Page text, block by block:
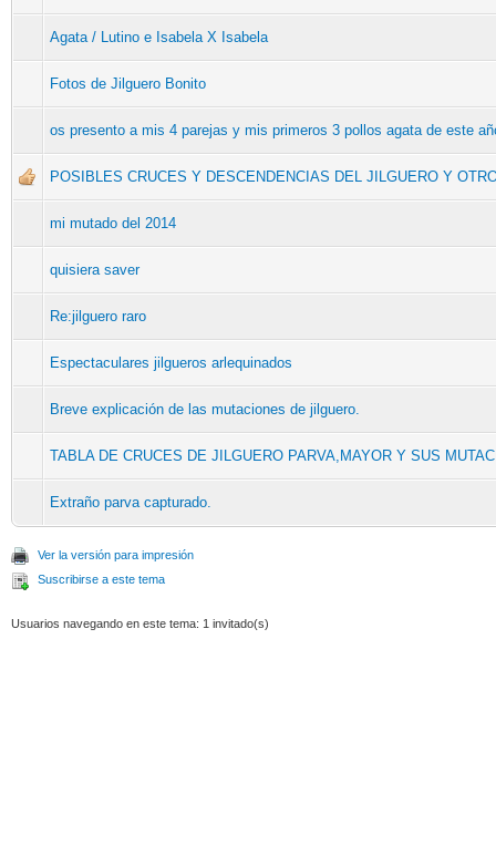
Agata / Lutino e Isabela X Isabela
Fotos de Jilguero Bonito
os presento a mis 4 parejas y mis primeros 3 pollos agata de este
POSIBLES CRUCES Y DESCENDENCIAS DEL JILGUERO Y
mi mutado del 2014
quisiera saver
Re:jilguero raro
Espectaculares jilgueros arlequinados
Breve explicación de las mutaciones de jilguero.
TABLA DE CRUCES DE JILGUERO PARVA,MAYOR Y SUS
Extraño parva capturado.
Ver la versión para impresión
Suscribirse a este tema
Usuarios navegando en este tema: 1 invitado(s)